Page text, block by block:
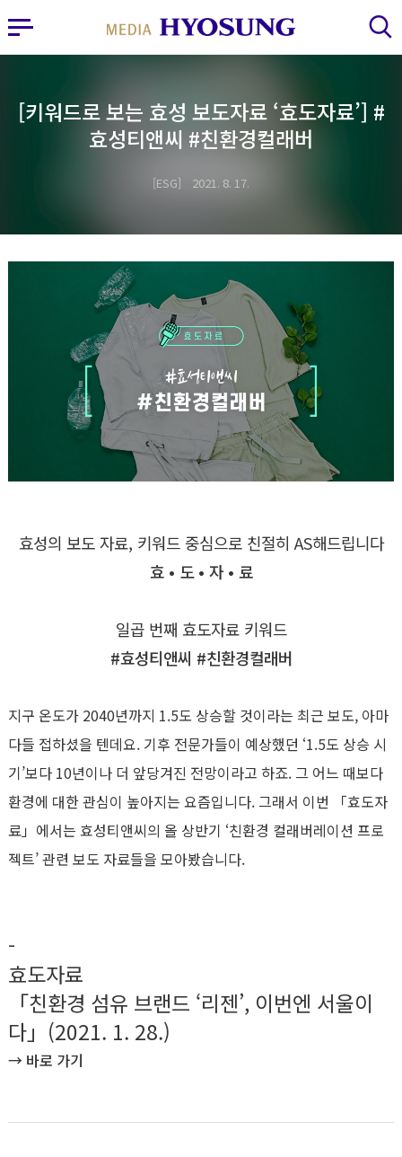
MY FRIEND HYOSUNG
사이드바 열기 검색 레이어 열기
[키워드로 보는 효성 보도자료 ‘효도자료’] #
효성티앤씨 #친환경컬래버
ESG 2021. 8. 17.
효성의 보도 자료, 키워드 중심으로 친절히 AS해드립니다
효 • 도 • 자 • 료
일곱 번째 효도자료 키워드
#효성티앤씨 #친환경컬래버
지구 온도가 2040년까지 1.5도 상승할 것이라는 최근 보도, 아마
다들 접하셨을 텐데요. 기후 전문가들이 예상했던 ‘1.5도 상승 시
기’보다 10년이나 더 앞당겨진 전망이라고 하죠. 그 어느 때보다
환경에 대한 관심이 높아지는 요즘입니다. 그래서 이번 「효도자
료」에서는 효성티앤씨의 올 상반기 ‘친환경 컬래버레이션 프로
젝트’ 관련 보도 자료들을 모아봤습니다.
-
효도자료
「친환경 섬유 브랜드 ‘리젠’, 이번엔 서울이
다」(2021. 1. 28.)
→ 바로 가기